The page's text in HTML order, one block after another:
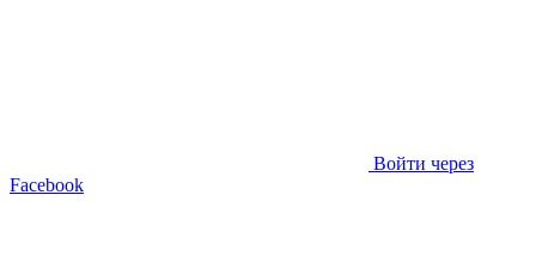
Войти через
Facebook